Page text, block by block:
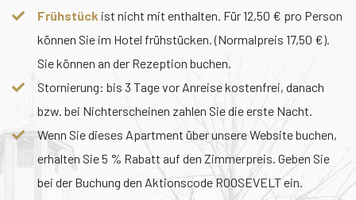
Frühstück ist nicht mit enthalten. Für 12,50 € pro Person
können Sie im Hotel frühstücken. (Normalpreis 17,50 €).
Sie können an der Rezeption buchen.
Stornierung: bis 3 Tage vor Anreise kostenfrei, danach
bzw. bei Nichterscheinen zahlen Sie die erste Nacht.
Wenn Sie dieses Apartment über unsere Website buchen,
erhalten Sie 5 % Rabatt auf den Zimmerpreis. Geben Sie
bei der Buchung den Aktionscode ROOSEVELT ein.